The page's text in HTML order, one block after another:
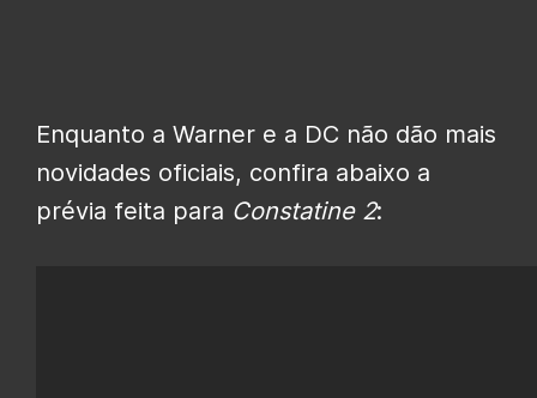
Enquanto a Warner e a DC não dão mais
novidades oficiais, confira abaixo a
prévia feita para Constatine 2: